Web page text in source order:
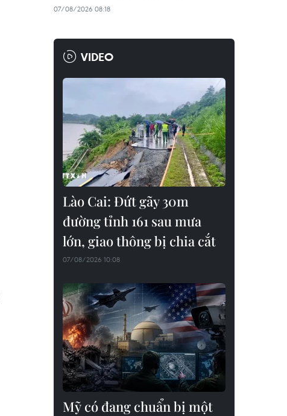
07/08/2026 08:18
VIDEO
Lào Cai: Đứt gãy 30m
đường tỉnh 161 sau mưa
lớn, giao thông bị chia cắt
07/08/2026 10:08
Mỹ có đang chuẩn bị một